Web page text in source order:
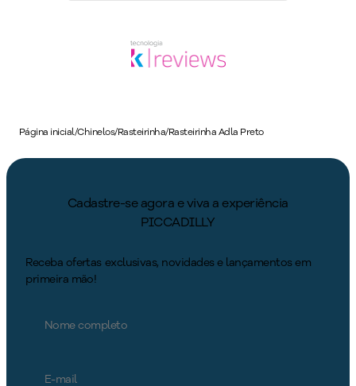
Página inicial/Chinelos/Rasteirinha/Rasteirinha Adla Preto
Cadastre-se agora e viva a experiência
PICCADILLY
Receba ofertas exclusivas, novidades e lançamentos em
primeira mão!